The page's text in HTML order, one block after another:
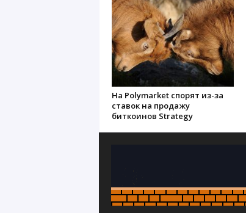
На Polymarket спорят из-за
ставок на продажу
биткоинов Strategy